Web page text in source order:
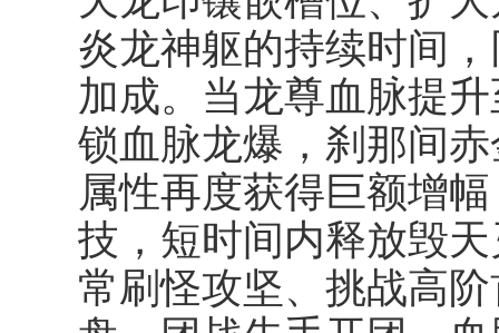
炎龙神躯的持续时间
加成。当龙尊血脉提
锁血脉龙爆 ，刹那间
属性再度获得巨额增
技，短时间内释放毁
常刷怪攻坚、挑战高